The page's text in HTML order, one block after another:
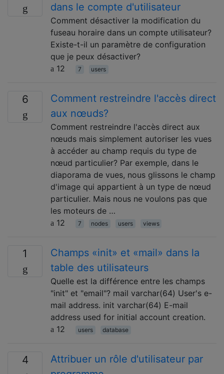
dans le compte d'utilisateur
Comment désactiver la modification du
fuseau horaire dans un compte utilisateur?
Existe-t-il un paramètre de configuration
que je peux désactiver?
12
7 users
6
Comment restreindre l'accès direct
aux nœuds?
Comment restreindre l'accès direct aux
nœuds mais simplement autoriser les vues
à accéder au champ requis du type de
nœud particulier? Par exemple, dans le
diaporama de vues, nous glissons le champ
d'image qui appartient à un type de nœud
particulier. Mais nous ne voulons pas que
les moteurs de …
12
7 nodes users views
1
Champs «init» et «mail» dans la
table des utilisateurs
Quelle est la différence entre les champs
"init" et "email"? mail varchar(64) User's e-
mail address. init varchar(64) E-mail
address used for initial account creation.
12
users database
4
Attribuer un rôle d'utilisateur par